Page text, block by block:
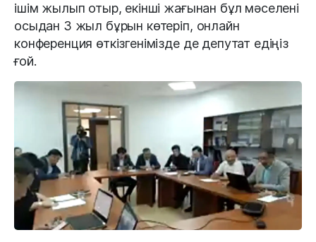
ішім жылып отыр, екінші жағынан бұл мәселені
осыдан 3 жыл бұрын көтеріп, онлайн
конференция өткізгенімізде де депутат едіңіз
ғой.